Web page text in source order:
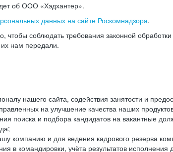
об ООО «Хэдхантер».
данных на сайте Роскомнадзора.
соблюдать требования законной
нам передали.
нашего сайта, содействия занятости и
на улучшение качества наших
поиска и подбора кандидатов на вакантные
компанию и для ведения кадрового резерва
в командировки, учёта результатов